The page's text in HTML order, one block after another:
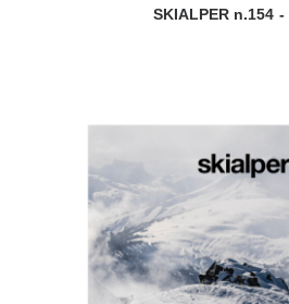
SKIALPER n.154